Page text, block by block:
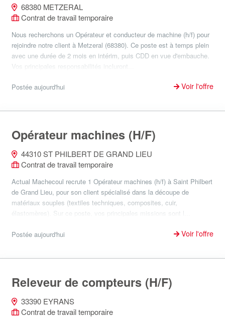
68380 METZERAL
Contrat de travail temporaire
Nous recherchons un Opérateur et conducteur de machine (h/f) pour
rejoindre notre client à Metzeral (68380). Ce poste est à temps plein
avec une durée de 2 mois en intérim, puis CDD en vue d'embauche.
Vos principales responsabilités incluront...
Postée aujourd'hui Voir l'offre
Opérateur machines (H/F)
44310 ST PHILBERT DE GRAND LIEU
Contrat de travail temporaire
Actual Machecoul recrute 1 Opérateur machines (h/f) à Saint Philbert
de Grand Lieu, pour son client spécialisé dans la découpe de
matériaux souples (textiles techniques, composites, cuir,
élastomères). Sur ce poste, vos principales missions sont l...
Postée aujourd'hui Voir l'offre
Releveur de compteurs (H/F)
33390 EYRANS
Contrat de travail temporaire